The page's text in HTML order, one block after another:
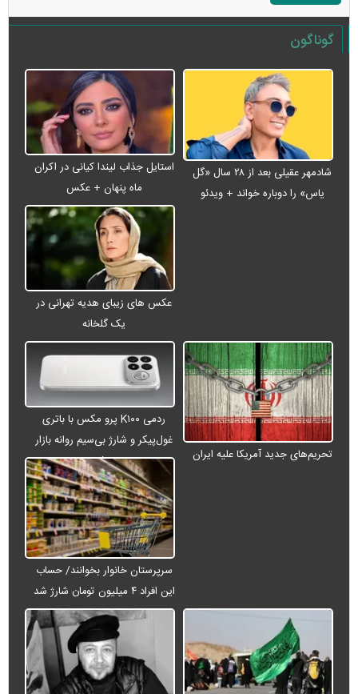
گوناگون
شادمهر عقیلی بعد از ۲۸ سال «گل
یاس» را دوباره خواند + ویدئو
استایل جذاب لیندا کیانی در اکران
ماه پنهان + عکس
عکس های زیبای هدیه تهرانی در
یک گلخانه
تحریم‌های جدید آمریکا علیه ایران
ردمی K۱۰۰ پرو مکس با باتری
غول‌پیکر و شارژ بی‌سیم روانه بازار
می‌شود
سرپرستان خانوار بخوانند/ حساب
این افراد ۴ میلیون تومان شارژ شد